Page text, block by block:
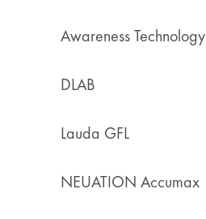
Awareness Technology
DLAB
Lauda GFL
NEUATION Accumax